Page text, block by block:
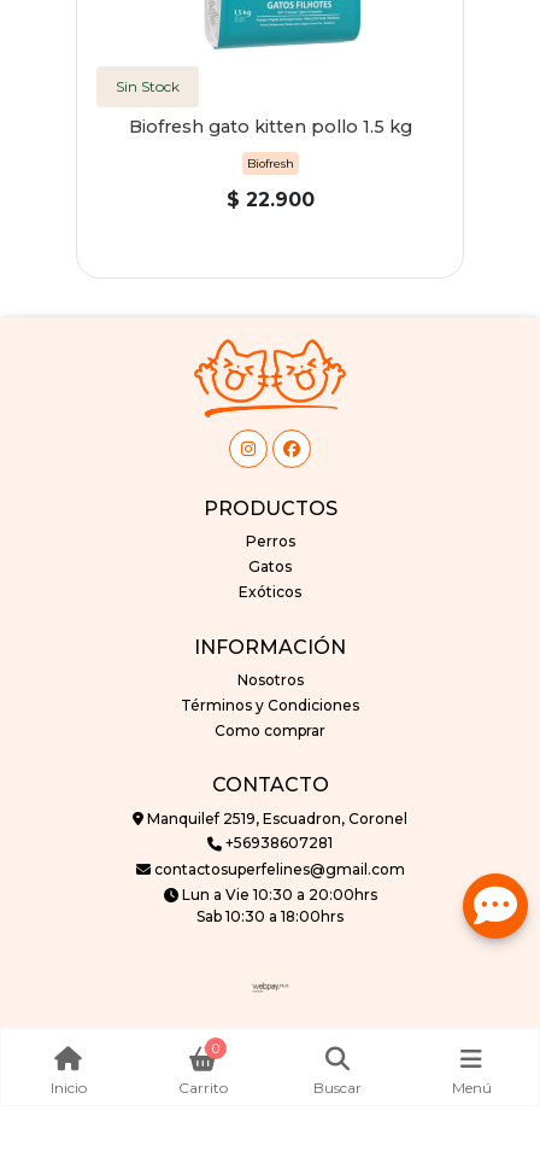
Sin Stock
Biofresh gato kitten pollo 1.5 kg
Biofresh
$ 22.900
PRODUCTOS
Perros
Gatos
Exóticos
INFORMACIÓN
Nosotros
Términos y Condiciones
Como comprar
CONTACTO
Manquilef 2519, Escuadron, Coronel
+56938607281
contactosuperfelines@gmail.com
Lun a Vie 10:30 a 20:00hrs
Sab 10:30 a 18:00hrs
superfelines © 2026
Creado por
Bsale
Inicio
0
Carrito Buscar Menú